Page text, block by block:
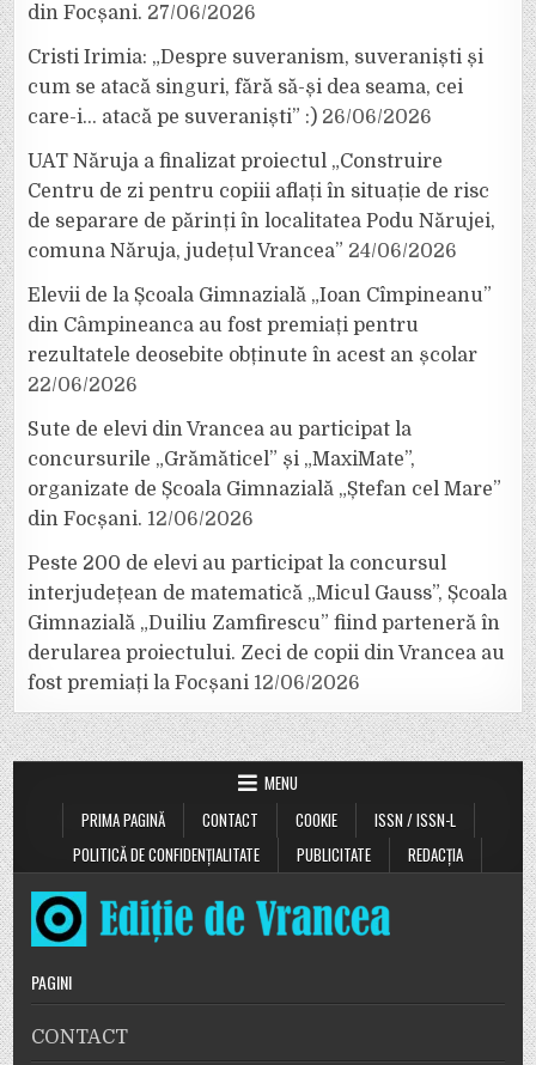
din Focșani. 27/06/2026
Cristi Irimia: „Despre suveranism, suveraniști și
cum se atacă singuri, fără să-și dea seama, cei
care-i… atacă pe suveraniști” :) 26/06/2026
UAT Năruja a finalizat proiectul „Construire
Centru de zi pentru copiii aflați în situație de risc
de separare de părinți în localitatea Podu Nărujei,
comuna Năruja, județul Vrancea” 24/06/2026
Elevii de la Școala Gimnazială „Ioan Cîmpineanu”
din Câmpineanca au fost premiați pentru
rezultatele deosebite obținute în acest an școlar
22/06/2026
Sute de elevi din Vrancea au participat la
concursurile „Grămăticel” și „MaxiMate”,
organizate de Școala Gimnazială „Ștefan cel Mare”
din Focșani. 12/06/2026
Peste 200 de elevi au participat la concursul
interjudețean de matematică „Micul Gauss”, Școala
Gimnazială „Duiliu Zamfirescu” fiind parteneră în
derularea proiectului. Zeci de copii din Vrancea au
fost premiați la Focșani 12/06/2026
MENU
PRIMA PAGINĂ
CONTACT COOKIE
ISSN / ISSN-L
POLITICĂ DE CONFIDENȚIALITATE
PUBLICITATE REDACȚIA
PAGINI
CONTACT